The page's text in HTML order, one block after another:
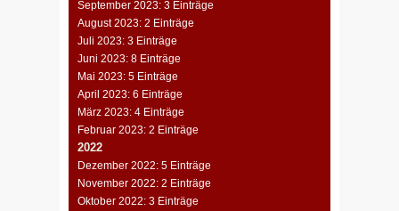
September 2023: 3 Einträge
August 2023: 2 Einträge
Juli 2023: 3 Einträge
Juni 2023: 8 Einträge
Mai 2023: 5 Einträge
April 2023: 6 Einträge
März 2023: 4 Einträge
Februar 2023: 2 Einträge
2022
Dezember 2022: 5 Einträge
November 2022: 2 Einträge
Oktober 2022: 3 Einträge